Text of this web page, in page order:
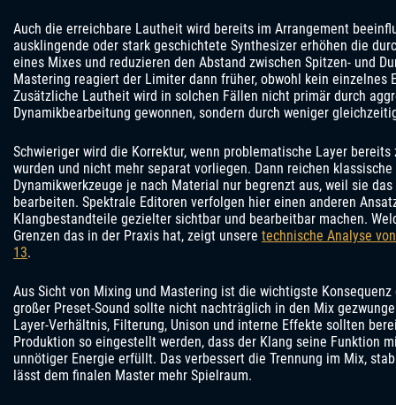
Auch die erreichbare Lautheit wird bereits im Arrangement
ausklingende oder stark geschichtete Synthesizer erhöhen die
eines Mixes und reduzieren den Abstand zwischen Spitzen- und
Mastering reagiert der Limiter dann früher, obwohl kein
Zusätzliche Lautheit wird in solchen Fällen nicht primär durch
Dynamikbearbeitung gewonnen, sondern durch weniger
Schwieriger wird die Korrektur, wenn problematische Layer
wurden und nicht mehr separat vorliegen. Dann reichen klassische
Dynamikwerkzeuge je nach Material nur begrenzt aus, weil sie
bearbeiten. Spektrale Editoren verfolgen hier einen anderen
Klangbestandteile gezielter sichtbar und bearbeitbar machen.
Grenzen das in der Praxis hat, zeigt unsere technische Analyse
13.
Aus Sicht von Mixing und Mastering ist die wichtigste
großer Preset-Sound sollte nicht nachträglich in den Mix
Layer-Verhältnis, Filterung, Unison und interne Effekte sollten
Produktion so eingestellt werden, dass der Klang seine Funktion
unnötiger Energie erfüllt. Das verbessert die Trennung im Mix,
lässt dem finalen Master mehr Spielraum.